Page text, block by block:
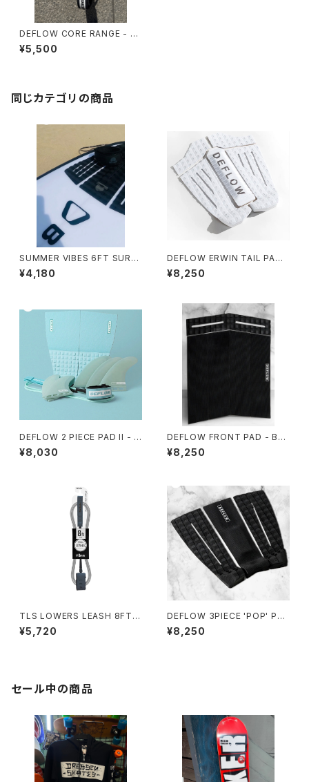
DEFLOW CORE RANGE - 6f
t 6mmCOMP / BLACK/デフ
ローサーフリーシュコード
¥5,500
同じカテゴリの商品
SUMMER VIBES 6FT SURF
BOARD LEASH - BLACK
¥4,180
DEFLOW ERWIN TAIL PAD
WHITE/デフロー デッキパッ
ド スペイン フランス
¥8,250
DEFLOW 2 PIECE PAD II - M
INT デフローデッキパット サー
フィン
¥8,030
DEFLOW FRONT PAD - BLA
CK/デフロー フロントパット
6ピース 3mm
¥8,250
TLS LOWERS LEASH 8FT｜
直径6mm
¥5,720
DEFLOW 3PIECE 'POP' PAD
- BLACK/デフローデッキパッ
ド サーフィン
¥8,250
セール中の商品